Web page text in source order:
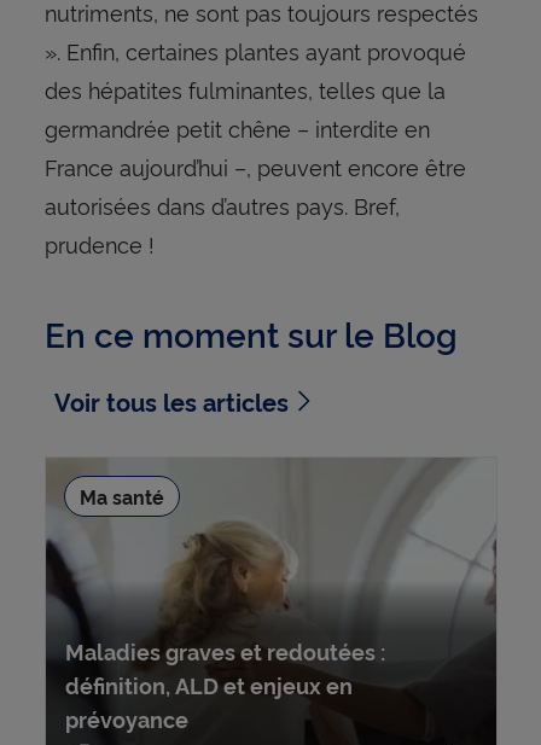
nutriments, ne sont pas toujours respectés
». Enfin, certaines plantes ayant provoqué
des hépatites fulminantes, telles que la
germandrée petit chêne – interdite en
France aujourd’hui –, peuvent encore être
autorisées dans d’autres pays. Bref,
prudence !
En ce moment sur le Blog
Voir tous les articles
Maladies graves et redoutées :
définition, ALD et enjeux en
prévoyance
Ma santé